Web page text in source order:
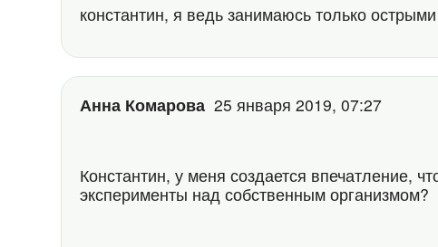
константин, я ведь занимаюсь только
Анна Комарова 25 января 2019, 07:27
Константин, у меня создается впечатление,
эксперименты над собственным организмом?